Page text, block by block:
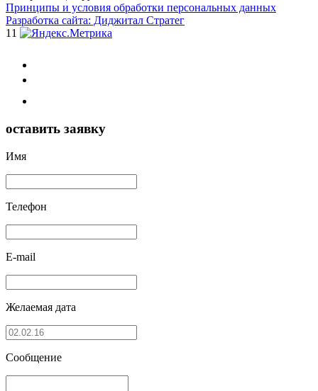
Принципы и условия обработки персональных данных
Разработка сайта: Диджитал Стратег
11
оставить заявку
Имя
Телефон
E-mail
Желаемая дата
Сообщение